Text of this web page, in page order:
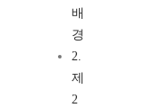
배
경
2.
제
2